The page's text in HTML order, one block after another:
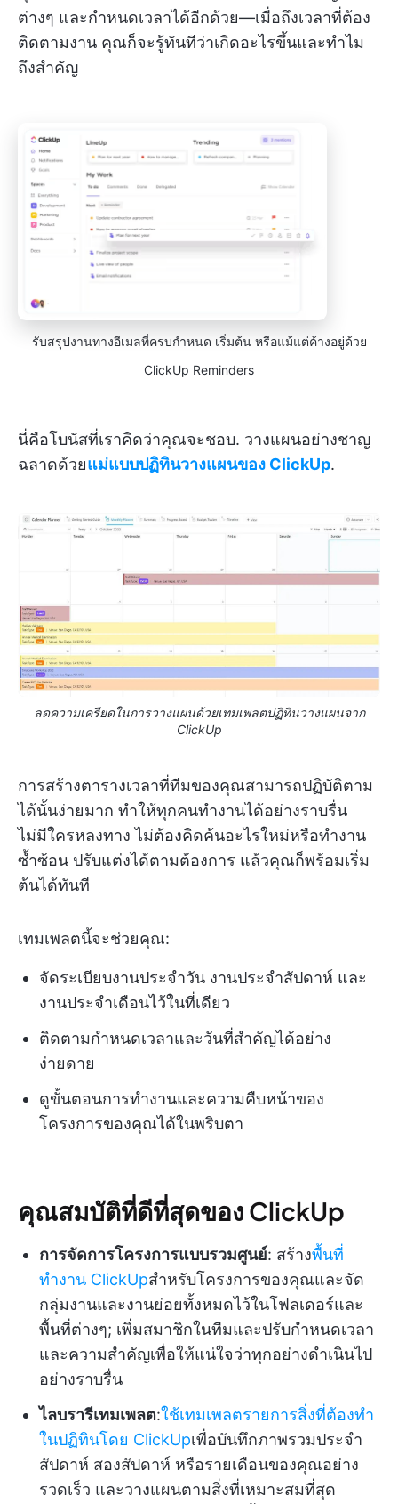
ต่างๆ และกำหนดเวลาได้อีกด้วย—เมื่อถึงเวลาที่ต้อง
ติดตามงาน คุณก็จะรู้ทันทีว่าเกิดอะไรขึ้นและทำไม
ถึงสำคัญ
รับสรุปงานทางอีเมลที่ครบกำหนด เริ่มต้น หรือแม้แต่ค้างอยู่ด้วย
ClickUp Reminders
นี่คือโบนัสที่เราคิดว่าคุณจะชอบ. วางแผนอย่างชาญ
ฉลาดด้วยแม่แบบปฏิทินวางแผนของ ClickUp.
ลดความเครียดในการวางแผนด้วยเทมเพลตปฏิทินวางแผนจาก
ClickUp
การสร้างตารางเวลาที่ทีมของคุณสามารถปฏิบัติตาม
ได้นั้นง่ายมาก ทำให้ทุกคนทำงานได้อย่างราบรื่น
ไม่มีใครหลงทาง ไม่ต้องคิดค้นอะไรใหม่หรือทำงาน
ซ้ำซ้อน ปรับแต่งได้ตามต้องการ แล้วคุณก็พร้อมเริ่ม
ต้นได้ทันที
เทมเพลตนี้จะช่วยคุณ:
จัดระเบียบงานประจำวัน งานประจำสัปดาห์ และ
งานประจำเดือนไว้ในที่เดียว
ติดตามกำหนดเวลาและวันที่สำคัญได้อย่าง
ง่ายดาย
ดูขั้นตอนการทำงานและความคืบหน้าของ
โครงการของคุณได้ในพริบตา
คุณสมบัติที่ดีที่สุดของ ClickUp
การจัดการโครงการแบบรวมศูนย์: สร้างพื้นที่
ทำงาน ClickUpสำหรับโครงการของคุณและจัด
กลุ่มงานและงานย่อยทั้งหมดไว้ในโฟลเดอร์และ
พื้นที่ต่างๆ; เพิ่มสมาชิกในทีมและปรับกำหนดเวลา
และความสำคัญเพื่อให้แน่ใจว่าทุกอย่างดำเนินไป
อย่างราบรื่น
ไลบรารีเทมเพลต:ใช้เทมเพลตรายการสิ่งที่ต้องทำ
ในปฏิทินโดย ClickUpเพื่อบันทึกภาพรวมประจำ
สัปดาห์ สองสัปดาห์ หรือรายเดือนของคุณอย่าง
รวดเร็ว และวางแผนตามสิ่งที่เหมาะสมที่สุด